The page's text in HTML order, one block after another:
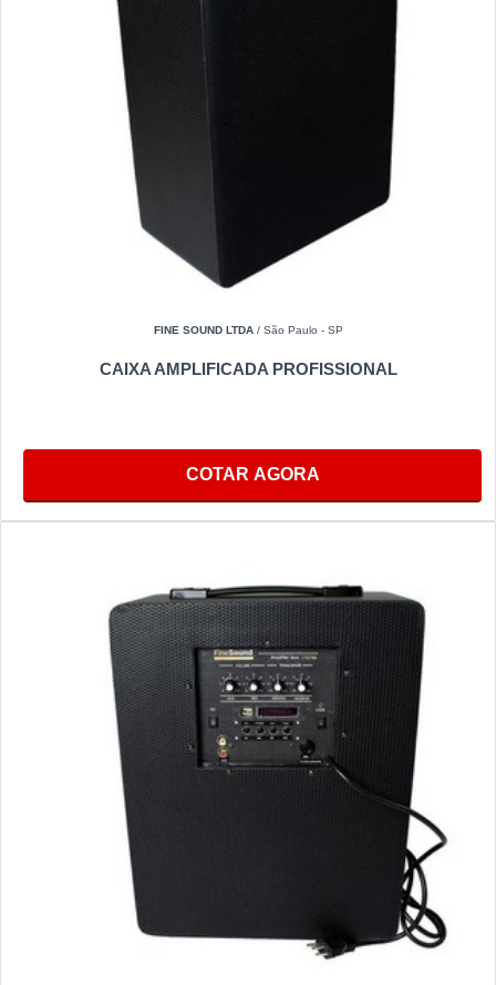
FINE SOUND LTDA/ São Paulo - SP
CAIXA AMPLIFICADA PROFISSIONAL
COTAR AGORA